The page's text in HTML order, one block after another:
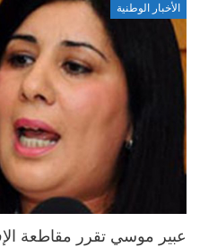
الأخبار الوطنية
عبير موسي تقرر مقاطعة